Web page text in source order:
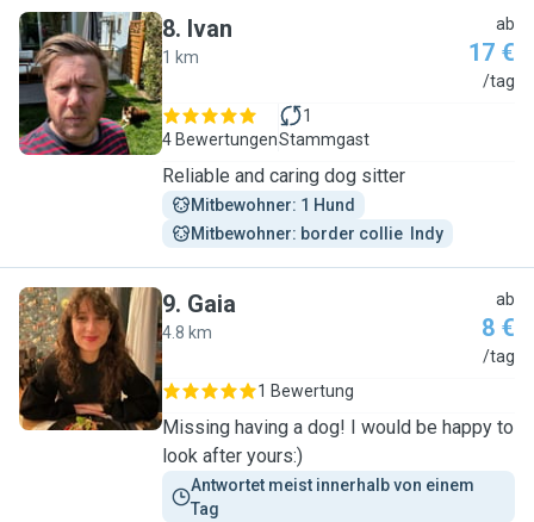
I
8. Ivan
1 km
ab
17 €
/tag
4 Bewertungen
1
Stammgast
Reliable and caring dog sitter
Mitbewohner: 1 Hund
Mitbewohner: border collie  Indy
G
9. Gaia
4.8 km
ab
8 €
/tag
1 Bewertung
Missing having a dog! I would be happy to
look after yours:)
Antwortet meist innerhalb von einem
Tag